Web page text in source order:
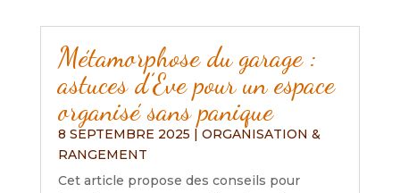
Métamorphose du garage :
astuces d’Eve pour un espace
organisé sans panique
8 SEPTEMBRE 2025 | ORGANISATION &
RANGEMENT
Cet article propose des conseils pour